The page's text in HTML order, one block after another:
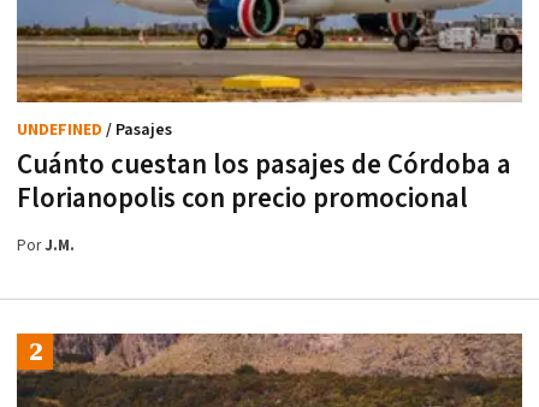
Cuánto cuestan los pasajes de Córdoba a
Florianopolis con precio promocional
UNDEFINED / Pasajes
PorJ.M.